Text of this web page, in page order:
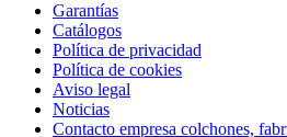
Garantías
Catálogos
Política de privacidad
Política de cookies
Aviso legal
Noticias
Contacto empresa colchones,